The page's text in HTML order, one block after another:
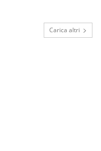
Carica altri